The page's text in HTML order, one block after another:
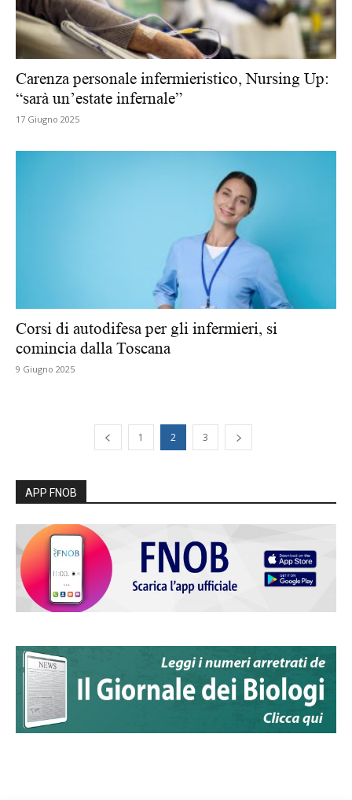
Carenza personale infermieristico, Nursing Up:
“sarà un’estate infernale”
17 Giugno 2025
Corsi di autodifesa per gli infermieri, si
comincia dalla Toscana
9 Giugno 2025
1 2 3
APP FNOB